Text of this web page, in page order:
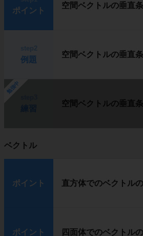
ポイント
空間ベクトルの垂直
例題
空間ベクトルの垂直
勉強中
空間ベクトルの垂直
ベクトル
ポイント 直方体でのベクトル
ポイント 四面体でのベクトル